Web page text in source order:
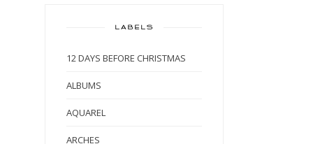
LABELS
12 DAYS BEFORE CHRISTMAS
ALBUMS
AQUAREL
ARCHES